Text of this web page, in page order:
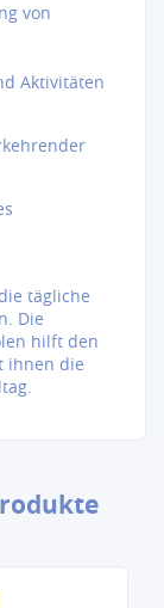
von
Aktivitäten
tägliche
Die
hilft den
ihnen die